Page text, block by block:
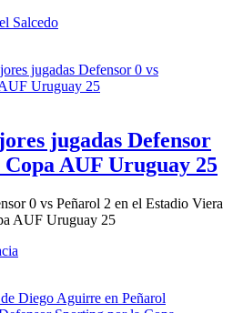
Salcedo
jugadas Defensor
Copa AUF Uruguay 25
0 vs Peñarol 2 en el Estadio Viera
AUF Uruguay 25